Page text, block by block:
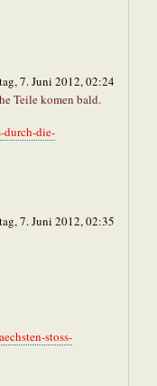
7. Juni 2012, 02:24
Teile komen bald.
durch-die-
7. Juni 2012, 02:35
stoss-